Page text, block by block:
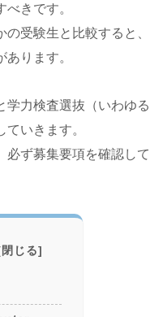
きです。
受験生と比較すると、
ります。
学力検査選抜（いわゆる
いきます。
必ず募集要項を確認して